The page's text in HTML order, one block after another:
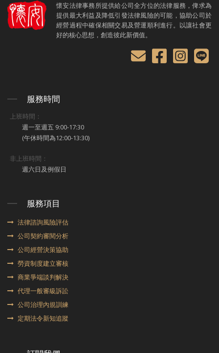
懷安法律事務所提供給公司全方位的法律服務，俾求為
提供最大利益及降低引發法律風險的可能，協助公司於
經營過程中確保相關交易及營運順利進行。以讓社會更
好的核心思想，創造彼此新價值。
服務時間
上班時間：
週一至週五 9:00-17:30
(午休時間為12:00-13:30)
非上班時間：
週六日及例假日
服務項目
法律諮詢風險評估
公司契約審閱分析
公司經營決策協助
勞資制度建立審核
商業爭端談判解決
代理⼀般審級訴訟
公司治理內規訓練
定期法令新知追蹤